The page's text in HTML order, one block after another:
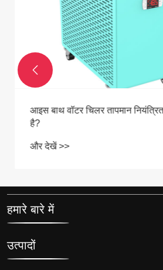
आपको स्पा पूल आइस पॉड के लिए एक
प्लंज चिलर क्यों चुनना चाहिए?
और देखें >>

हमारे बारे में
उत्पादों